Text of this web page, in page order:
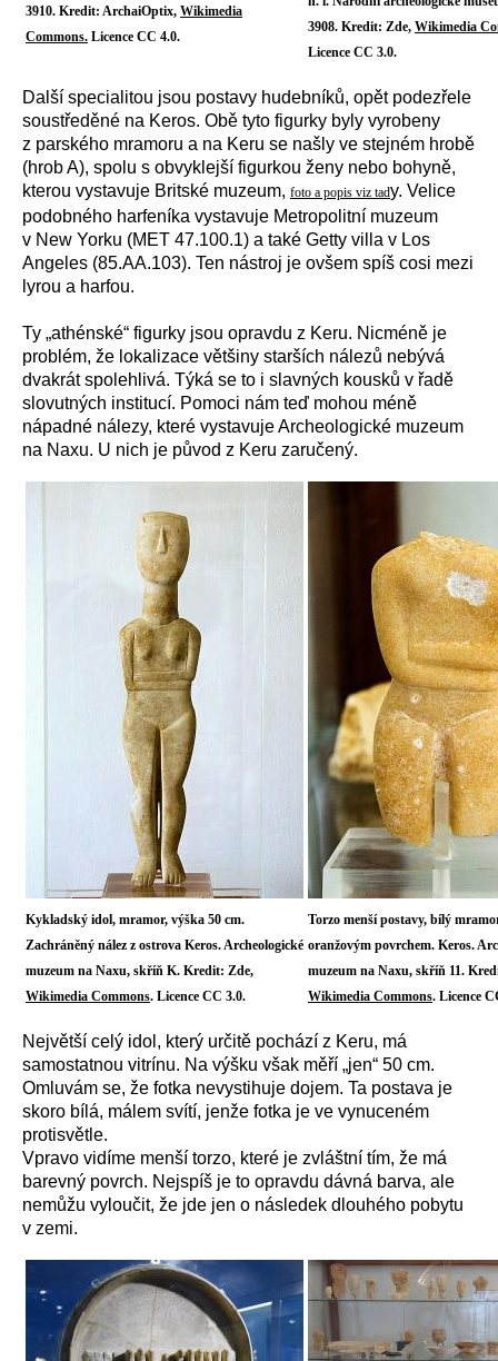
3910. Kredit: ArchaiOptix, Wikimedia
Commons. Licence CC 4.0.
3908. Kredit: Zde, Wikimedia
Licence CC 3.0.
Další specialitou jsou postavy hudebníků, opět podezřele
soustředěné na Keros. Obě tyto figurky byly vyrobeny
z parského mramoru a na Keru se našly ve stejném hrobě
(hrob A), spolu s obvyklejší figurkou ženy nebo bohyně,
kterou vystavuje Britské muzeum, foto a popis viz tady. Velice
podobného harfeníka vystavuje Metropolitní muzeum
v New Yorku (MET 47.100.1) a také Getty villa v Los
Angeles (85.AA.103). Ten nástroj je ovšem spíš cosi mezi
lyrou a harfou.
Ty „athénské“ figurky jsou opravdu z Keru. Nicméně je
problém, že lokalizace většiny starších nálezů nebývá
dvakrát spolehlivá. Týká se to i slavných kousků v řadě
slovutných institucí. Pomoci nám teď mohou méně
nápadné nálezy, které vystavuje Archeologické muzeum
na Naxu. U nich je původ z Keru zaručený.
Kykladský idol, mramor, výška 50 cm.
Zachráněný nález z ostrova Keros. Archeologické
muzeum na Naxu, skříň K. Kredit: Zde,
Wikimedia Commons. Licence CC 3.0.
Torzo menší postavy, bílý
oranžovým povrchem. Keros.
muzeum na Naxu, skříň 11.
Wikimedia Commons. Licence
Největší celý idol, který určitě pochází z Keru, má
samostatnou vitrínu. Na výšku však měří „jen“ 50 cm.
Omluvám se, že fotka nevystihuje dojem. Ta postava je
skoro bílá, málem svítí, jenže fotka je ve vynuceném
protisvětle.
Vpravo vidíme menší torzo, které je zvláštní tím, že má
barevný povrch. Nejspíš je to opravdu dávná barva, ale
nemůžu vyloučit, že jde jen o následek dlouhého pobytu
v zemi.